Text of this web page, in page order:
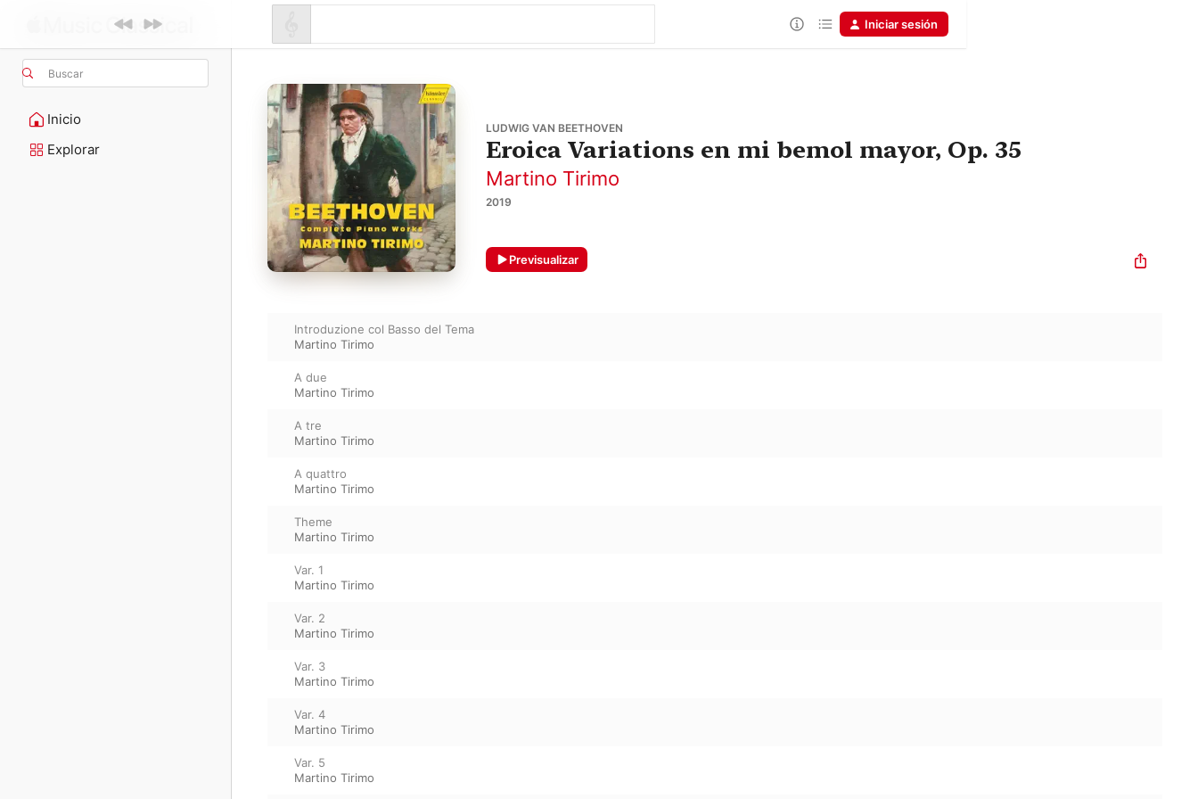
Buscar
Inicio
Explorar
Iniciar sesión
LUDWIG VAN BEETHOVEN
Eroica Variations en mi bemol mayor, Op. 35
Martino Tirimo
2019
Previsualizar
Introduzione col Basso del Tema
Martino Tirimo
A due
Martino Tirimo
A tre
Martino Tirimo
A quattro
Martino Tirimo
Theme
Martino Tirimo
Var. 1
Martino Tirimo
Var. 2
Martino Tirimo
Var. 3
Martino Tirimo
Var. 4
Martino Tirimo
Var. 5
Martino Tirimo